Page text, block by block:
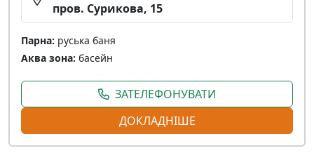
пров. Сурикова, 15
Парна: руська баня
Аква зона: басейн
ЗАТЕЛЕФОНУВАТИ
ДОКЛАДНІШЕ